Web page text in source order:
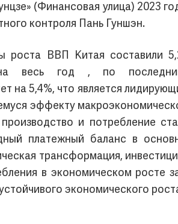
(Финансовая улица) 2023
контроля Пань Гуншэн.
роста ВВП Китая составили
весь год , по последним
на 5,4%, что является
эффекту
и потребление
платежный баланс в
трансформация,
в экономическом росте
экономического